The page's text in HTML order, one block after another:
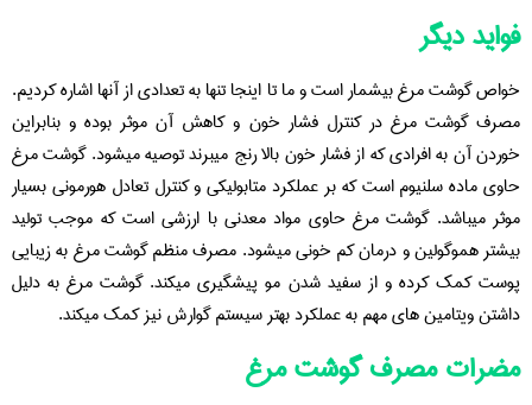
فواید دیگر
خواص گوشت مرغ بیشمار است و ما تا اینجا تنها به تعدادی از آنها اشاره کردیم.
مصرف گوشت مرغ در کنترل فشار خون و کاهش آن موثر بوده و بنابراین
خوردن آن به افرادی که از فشار خون بالا رنج میبرند توصیه میشود. گوشت مرغ
حاوی ماده سلنیوم است که بر عملکرد متابولیکی و کنترل تعادل هورمونی بسیار
موثر میباشد. گوشت مرغ حاوی مواد معدنی با ارزشی است که موجب تولید
بیشتر هموگولین و درمان کم خونی میشود. مصرف منظم گوشت مرغ به زیبایی
پوست کمک کرده و از سفید شدن مو پیشگیری میکند. گوشت مرغ به دلیل
داشتن ویتامین های مهم به عملکرد بهتر سیستم گوارش نیز کمک میکند.
مضرات مصرف گوشت مرغ